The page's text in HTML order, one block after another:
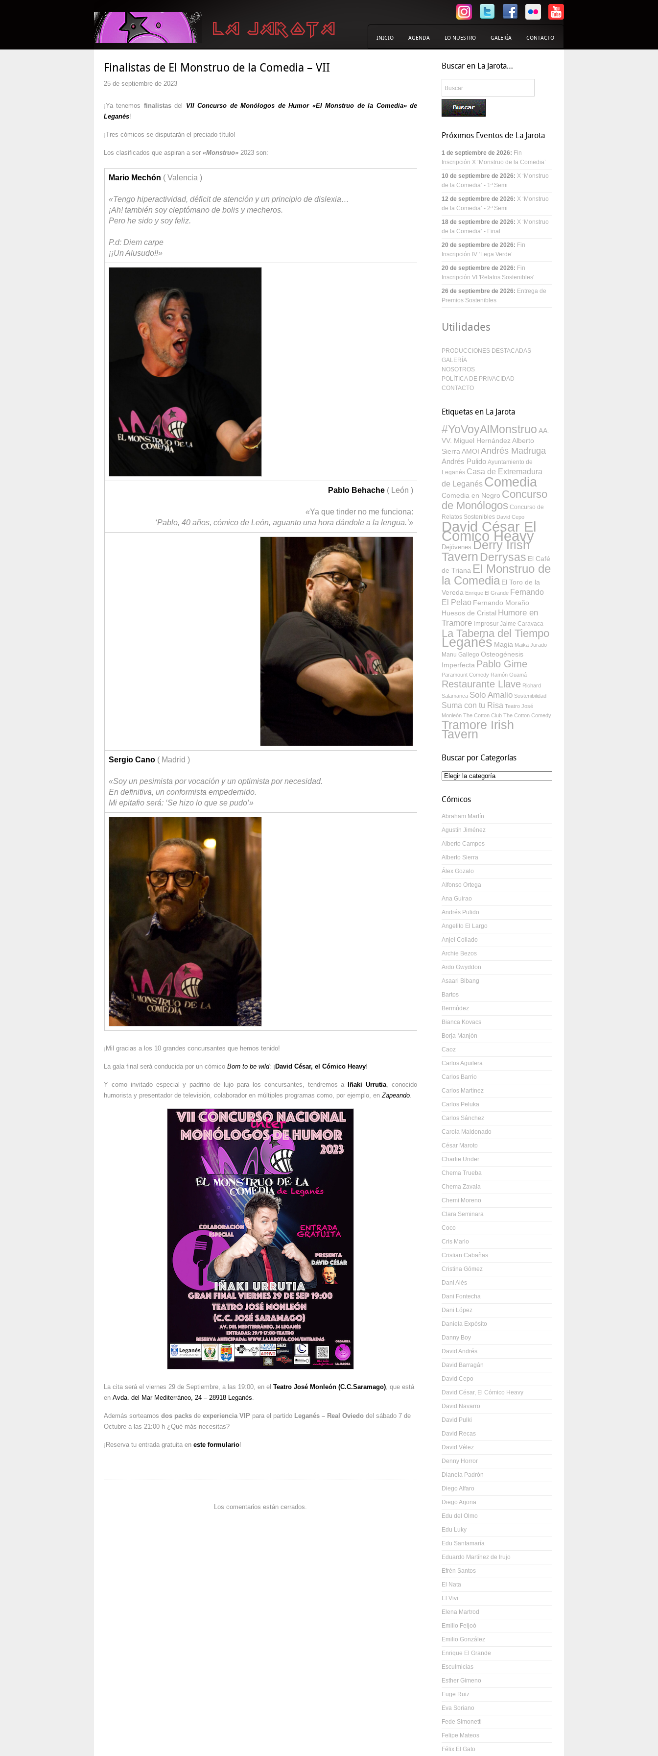
INICIO AGENDA LO NUESTRO GALERÍA CONTACTO
Finalistas de El Monstruo de la Comedia – VII
25 de septiembre de 2023
¡Ya tenemos finalistasdel VII Concurso de Monólogos de Humor «El Monstruo de la Comedia» de
Leganés!
¡Tres cómicos se disputarán el preciado título!
Los clasificados que aspiran a ser «Monstruo» 2023 son:
Mario Mechón ( Valencia )
«Tengo hiperactividad, déficit de atención y un principio de dislexia…
¡Ah! también soy cleptómano de bolis y mecheros.
Pero he sido y soy feliz.
P.d: Diem carpe
¡¡Un Alusudo!!»
Pablo Behache ( León )
«Ya que tinder no me funciona:
‘Pablo, 40 años, cómico de León, aguanto una hora dándole a la lengua.’»
Sergio Cano ( Madrid )
«Soy un pesimista por vocación y un optimista por necesidad.
En definitiva, un conformista empedernido.
Mi epitafio será: ‘Se hizo lo que se pudo’»
¡Mil gracias a los 10 grandes concursantes que hemos tenido!
La gala final será conducida por un cómico Born to be wild: ¡ David César, el Cómico Heavy!
Y como invitado especial y padrino de lujo para los concursantes, tendremos a Iñaki Urrutia, conocido
humorista y presentador de televisión, colaborador en múltiples programas como, por ejemplo, enZapeando.
La cita será el viernes 29 de Septiembre, a las 19:00, en el Teatro José Monleón (C.C.Saramago), que está
en Avda. del Mar Mediterráneo, 24 – 28918 Leganés.
Además sorteamos dos packs de experiencia VIP para el partido Leganés – Real Oviedo del sábado 7 de
Octubre a las 21:00 h ¿Qué más necesitas?
¡Reserva tu entrada gratuita en este formulario!
Los comentarios están cerrados.
Buscar en La Jarota…
Próximos Eventos de La Jarota
1 de septiembre de 2026: Fin
Inscripción X ‘Monstruo de la Comedia’
10 de septiembre de 2026: X ‘Monstruo
de la Comedia’ - 1ª Semi
12 de septiembre de 2026: X ‘Monstruo
de la Comedia’ - 2ª Semi
18 de septiembre de 2026: X ‘Monstruo
de la Comedia’ - Final
20 de septiembre de 2026: Fin
Inscripción IV ‘Lega Verde’
20 de septiembre de 2026: Fin
Inscripción VI 'Relatos Sostenibles'
26 de septiembre de 2026: Entrega de
Premios Sostenibles
Utilidades
PRODUCCIONES DESTACADAS
GALERÍA
NOSOTROS
POLÍTICA DE PRIVACIDAD
CONTACTO
Etiquetas en La Jarota
#YoVoyAlMonstruo AA.
VV. Miguel Hernández Alberto
Sierra AMOI Andrés Madruga
Andrés Pulido Ayuntamiento de
Leganés Casa de Extremadura
de Leganés Comedia
Comedia en Negro Concurso
de Monólogos Concurso de
Relatos Sostenibles David Cepo
David César El
Cómico Heavy
Dejóvenes Derry Irish
Tavern Derrysas El Café
de Triana El Monstruo de
la Comedia El Toro de la
Vereda Enrique El Grande Fernando
El Pelao Fernando Moraño
Huesos de Cristal Humore en
Tramore Improsur Jaime Caravaca
La Taberna del Tiempo
Leganés Magia Maika Jurado
Manu Gallego Osteogénesis
Imperfecta Pablo Gime
Paramount Comedy Ramón Guamá
Restaurante Llave Richard
Salamanca Solo Amalio Sostenibilidad
Suma con tu Risa Teatro José
Monleón The Cotton Club The Cotton Comedy
Tramore Irish
Tavern
Buscar por Categorías
Buscar
Cómicos
Abraham Martín
Agustín Jiménez
Alberto Campos
Alberto Sierra
Álex Gozalo
Alfonso Ortega
Ana Guirao
Andrés Pulido
Angelito El Largo
Anjel Collado
Archie Bezos
Ardo Gwyddon
Asaari Bibang
Bartos
Bermúdez
Bianca Kovacs
Borja Manjón
Caoz
Carlos Aguilera
Carlos Barrio
Carlos Martínez
Carlos Peluka
Carlos Sánchez
Carola Maldonado
César Maroto
Charlie Under
Chema Trueba
Chema Zavala
Chemi Moreno
Clara Seminara
Coco
Cris Marlo
Cristian Cabañas
Cristina Gómez
Dani Alés
Dani Fontecha
Dani López
Daniela Expósito
Danny Boy
David Andrés
David Barragán
David Cepo
David César, El Cómico Heavy
David Navarro
David Pulki
David Recas
David Vélez
Denny Horror
Dianela Padrón
Diego Alfaro
Diego Arjona
Edu del Olmo
Edu Luky
Edu Santamaría
Eduardo Martínez de Irujo
Efrén Santos
El Nata
El Vivi
Elena Martrod
Emilio Feijoó
Emilio González
Enrique El Grande
Esculmicias
Esther Gimeno
Euge Ruiz
Eva Soriano
Fede Simonetti
Felipe Mateos
Félix El Gato